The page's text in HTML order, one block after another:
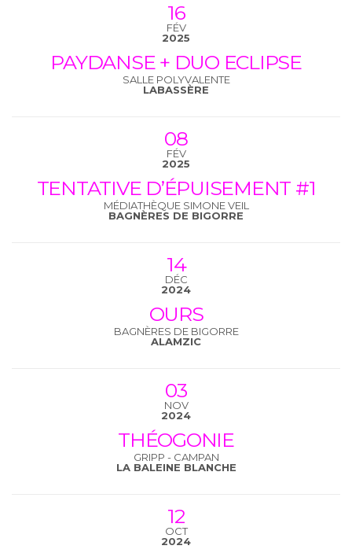
16
FÉV
2025
PAYDANSE + DUO ECLIPSE
SALLE POLYVALENTE
LABASSÈRE
08
FÉV
2025
TENTATIVE D’ÉPUISEMENT #1
MÉDIATHÈQUE SIMONE VEIL
BAGNÈRES DE BIGORRE
14
DÉC
2024
OURS
BAGNÈRES DE BIGORRE
ALAMZIC
03
NOV
2024
THÉOGONIE
GRIPP - CAMPAN
LA BALEINE BLANCHE
12
OCT
2024